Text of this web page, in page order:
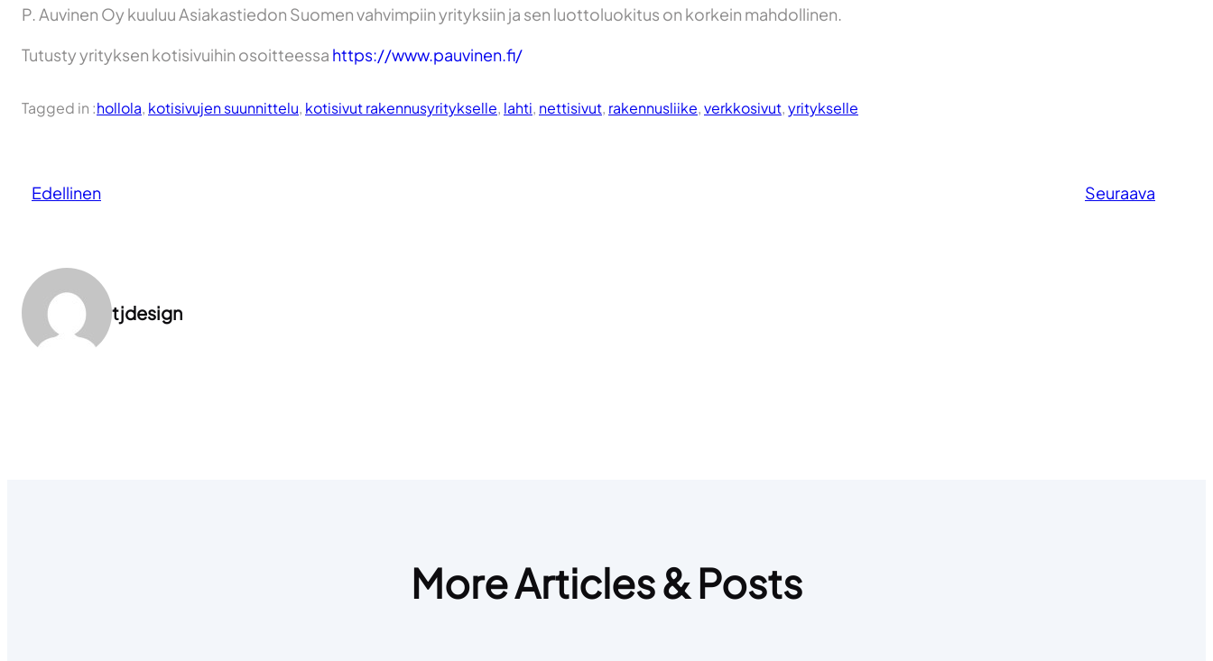
P. Auvinen Oy kuuluu Asiakastiedon Suomen vahvimpiin yrityksiin ja sen luottoluokitus on korkein mahdollinen.
Tutusty yrityksen kotisivuihin osoitteessa https://www.pauvinen.fi/
Tagged in :hollola, kotisivujen suunnittelu, kotisivut rakennusyritykselle, lahti, nettisivut, rakennusliike, verkkosivut, yritykselle
Edellinen Seuraava
tjdesign
More Articles & Posts